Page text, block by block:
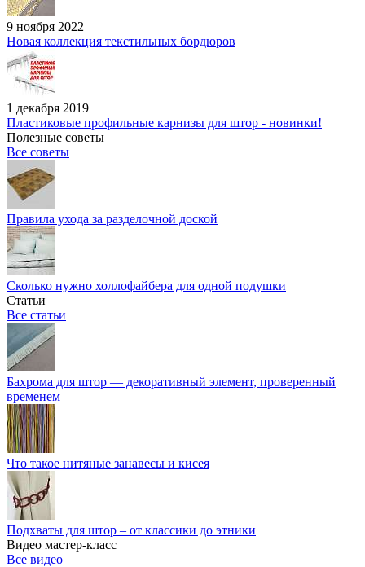
9 ноября 2022
Новая коллекция текстильных бордюров
1 декабря 2019
Пластиковые профильные карнизы для штор - новинки!
Полезные советы
Все советы
Правила ухода за разделочной доской
Сколько нужно холлофайбера для одной подушки
Статьи
Все статьи
Бахрома для штор — декоративный элемент, проверенный
временем
Что такое нитяные занавесы и кисея
Подхваты для штор – от классики до этники
Видео мастер-класс
Все видео